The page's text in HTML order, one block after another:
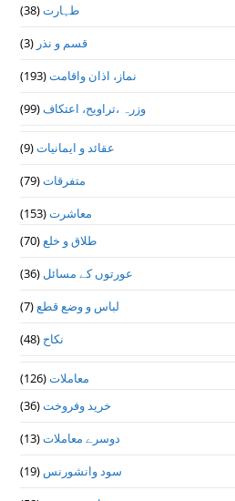
طہارت(38)
قسم و نذر (3)
نماز، اذان واقامت(193)
وزرہ ،تراويح، اعتكاف(99)
عقائد و ایمانیات(9)
متفرقات(79)
معاشرت(153)
طلاق و خلع(70)
عورتوں کے مسائل (36)
لباس و وضع قطع(7)
نکاح (48)
معاملات(126)
خرید وفروخت(36)
دوسرے معاملات(13)
سود وانشورنس (19)